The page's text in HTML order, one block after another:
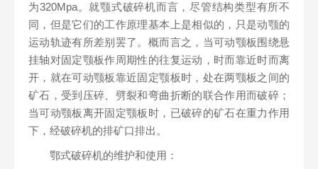
为320Mpa。就颚式破碎机而言，尽管结构类型有所不
同，但是它们的工作原理基本上是相似的，只是动颚的
运动轨迹有所差别罢了。概而言之，当可动颚板围绕悬
挂轴对固定颚板作周期性的往复运动，时而靠近时而离
开，就在可动颚板靠近固定颚板时，处在两颚板之间的
矿石，受到压碎、劈裂和弯曲折断的联合作用而破碎；
当可动颚板离开固定颚板时，已破碎的矿石在重力作用
下，经破碎机的排矿口排出。
鄂式破碎机的维护和使用：